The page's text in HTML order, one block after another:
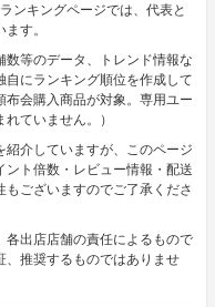
ンキングページでは、代表と
す。
等のデータ、トレンド情報な
自にランキング順位を作成して
会購入商品が対象。専用ユー
ていません。）
介していますが、このページ
ト倍数・レビュー情報・配送
ございますのでご了承くださ
各出店店舗の責任によるもので
、推奨するものではありませ